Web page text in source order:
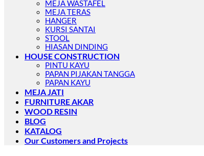
MEJA WASTAFEL
MEJA TERAS
HANGER
KURSI SANTAI
STOOL
HIASAN DINDING
HOUSE CONSTRUCTION
PINTU KAYU
PAPAN PIJAKAN TANGGA
PAPAN KAYU
MEJA JATI
FURNITURE AKAR
WOOD RESIN
BLOG
KATALOG
Our Customers and Projects